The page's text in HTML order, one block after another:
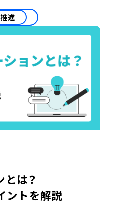
進
は？
ントを解説